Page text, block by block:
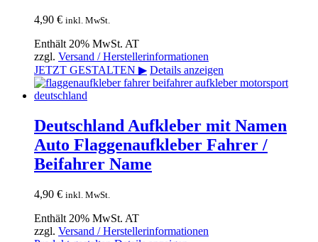
4,90 € inkl. MwSt.
Enthält 20% MwSt. AT
zzgl. Versand / Herstellerinformationen
JETZT GESTALTEN ▶ Details anzeigen
Deutschland Aufkleber mit Namen
Auto Flaggenaufkleber Fahrer /
Beifahrer Name
4,90 € inkl. MwSt.
Enthält 20% MwSt. AT
zzgl. Versand / Herstellerinformationen